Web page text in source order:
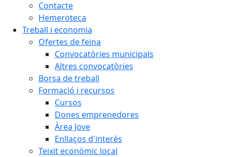
Contacte
Hemeroteca
Treball i economia
Ofertes de feina
Convocatòries municipals
Altres convocatòries
Borsa de treball
Formació i recursos
Cursos
Dones emprenedores
Àrea Jove
Enllaços d'interès
Teixit econòmic local